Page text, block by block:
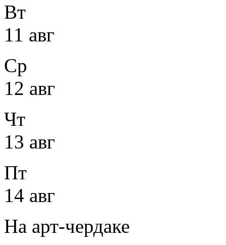
Вт
11 авг
Ср
12 авг
Чт
13 авг
Пт
14 авг
На арт-чердаке